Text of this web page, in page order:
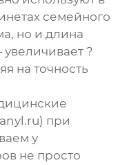
семейного
но и длина
?
на точность
при
у
не просто